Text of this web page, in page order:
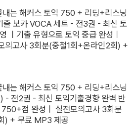
는 해커스 토익 750 + 리딩+리스닝
보카 VOCA 세트 - 전3권 - 최신 토
ㅣ기출 유형으로 토익 중급 완성ㅣ
의고사 3회분(중철1회+온라인2회) +
는 해커스 토익 750 + 리딩+리스닝
- 전2권 - 최신 토익기출경향 완벽 반
750+점 완성ㅣ 실전모의고사 3회분
) + 무료 MP3 제공